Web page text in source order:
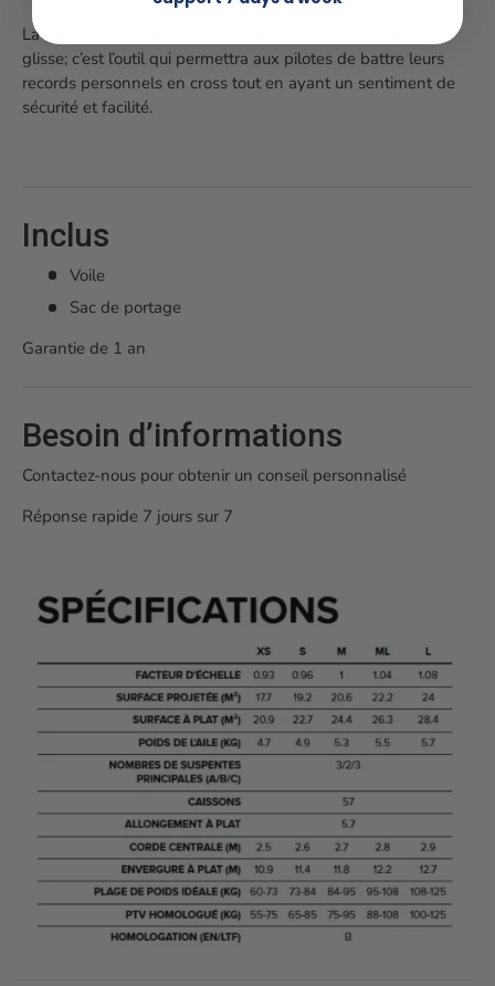
La BASE 3 est une voile confortable, avec une incroyable
glisse; c’est l’outil qui permettra aux pilotes de battre leurs
records personnels en cross tout en ayant un sentiment de
sécurité et facilité.
Inclus
Voile
Sac de portage
Garantie de 1 an
Besoin d’informations
Contactez-nous pour obtenir un conseil personnalisé
Réponse rapide 7 jours sur 7